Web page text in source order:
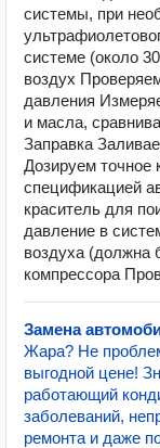
системы, при
системе (около
воздух
давления
и масла,
Заправка
Дозируем точное
спецификацией
краситель для
давление в
воздуха (должна
компрессора
Замена
Жара? Не
выгодной цене!
работающий
заболеваний,
ремонта и даже